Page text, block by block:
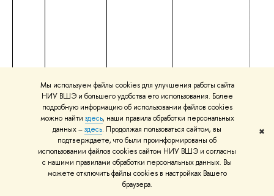
Мы используем файлы cookies для улучшения работы сайта
НИУ ВШЭ и большего удобства его использования. Более
подробную информацию об использовании файлов cookies
можно найти здесь, наши правила обработки персональных
данных –здесь. Продолжая пользоваться сайтом, вы
подтверждаете, что были проинформированы об
использовании файлов cookies сайтом НИУ ВШЭ и согласны
с нашими правилами обработки персональных данных. Вы
можете отключить файлы cookies в настройках Вашего
браузера.
✖